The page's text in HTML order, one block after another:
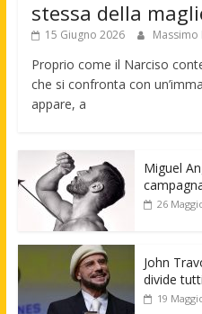
stessa della
15 Giugno 2026 Massimo
Proprio come il Narciso
che si confronta con
appare, a
Miguel
26
John
divide tutti
19